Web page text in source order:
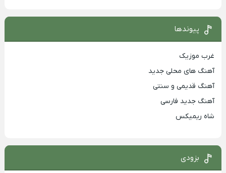
پیوندها
غرب موزیک
آهنگ های محلی جدید
آهنگ قدیمی و سنتی
آهنگ جدید فارسی
شاه ریمیکس
بزودی